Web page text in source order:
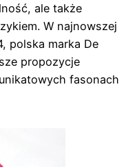
ale także
W najnowszej
polska marka De
propozycje
fasonach